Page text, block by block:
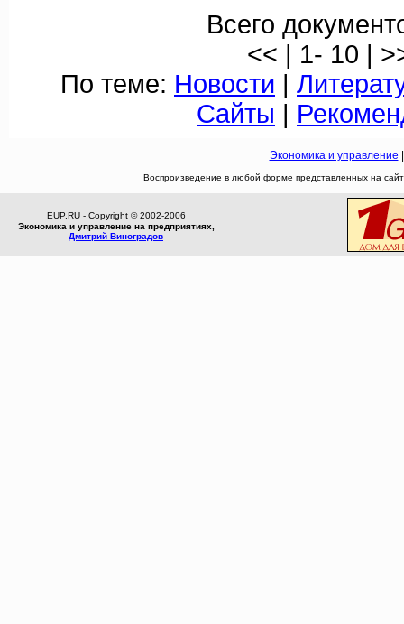
Всего
<< | 1- 10 |
По теме: Новости |
Сайты |
Экономика и управление
Воспроизведение в любой форме представленных на
EUP.RU - Copyright © 2002-2006
Экономика и управление на предприятиях,
Дмитрий Виноградов